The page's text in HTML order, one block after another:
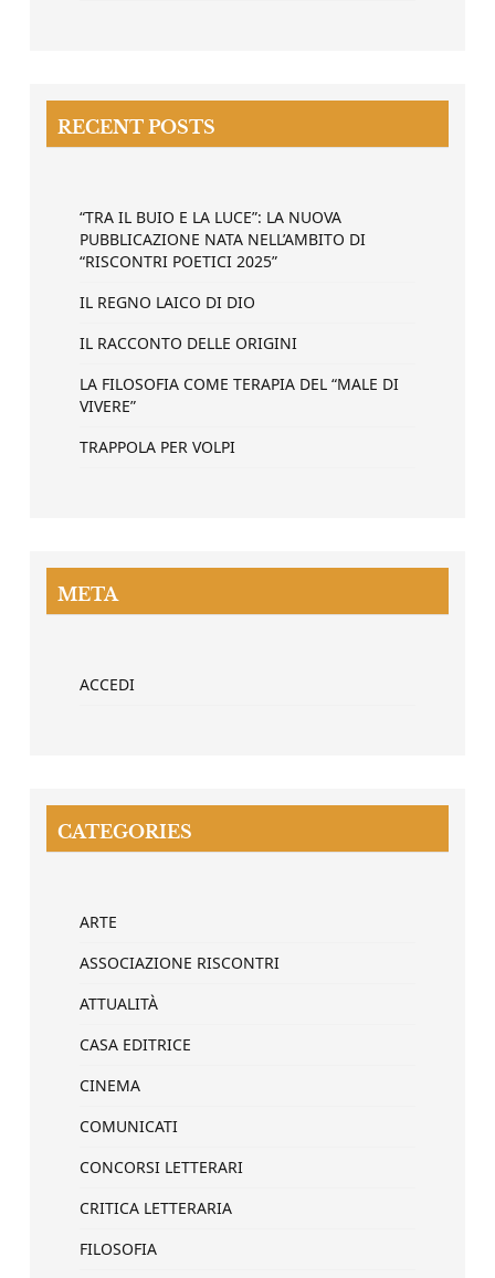
RECENT POSTS
“TRA IL BUIO E LA LUCE”: LA NUOVA
PUBBLICAZIONE NATA NELL’AMBITO DI
“RISCONTRI POETICI 2025”
IL REGNO LAICO DI DIO
IL RACCONTO DELLE ORIGINI
LA FILOSOFIA COME TERAPIA DEL “MALE DI
VIVERE”
TRAPPOLA PER VOLPI
META
ACCEDI
CATEGORIES
ARTE
ASSOCIAZIONE RISCONTRI
ATTUALITÀ
CASA EDITRICE
CINEMA
COMUNICATI
CONCORSI LETTERARI
CRITICA LETTERARIA
FILOSOFIA